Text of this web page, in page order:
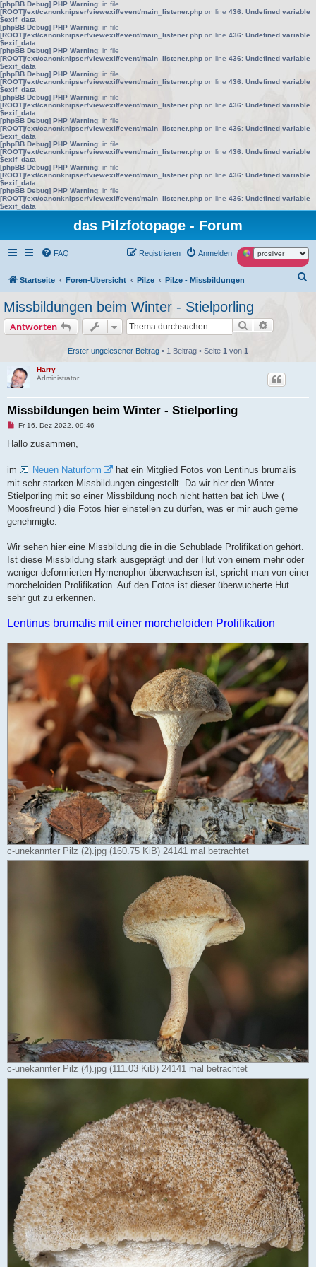
[phpBB Debug] PHP Warning: in file
[ROOT]/ext/canonknipser/viewexif/event/main_listener.php on line 436: Undefined variable
$exif_data
[phpBB Debug] PHP Warning: in file
[ROOT]/ext/canonknipser/viewexif/event/main_listener.php on line 436: Undefined variable
$exif_data
[phpBB Debug] PHP Warning: in file
[ROOT]/ext/canonknipser/viewexif/event/main_listener.php on line 436: Undefined variable
$exif_data
[phpBB Debug] PHP Warning: in file
[ROOT]/ext/canonknipser/viewexif/event/main_listener.php on line 436: Undefined variable
$exif_data
[phpBB Debug] PHP Warning: in file
[ROOT]/ext/canonknipser/viewexif/event/main_listener.php on line 436: Undefined variable
$exif_data
[phpBB Debug] PHP Warning: in file
[ROOT]/ext/canonknipser/viewexif/event/main_listener.php on line 436: Undefined variable
$exif_data
[phpBB Debug] PHP Warning: in file
[ROOT]/ext/canonknipser/viewexif/event/main_listener.php on line 436: Undefined variable
$exif_data
[phpBB Debug] PHP Warning: in file
[ROOT]/ext/canonknipser/viewexif/event/main_listener.php on line 436: Undefined variable
$exif_data
[phpBB Debug] PHP Warning: in file
[ROOT]/ext/canonknipser/viewexif/event/main_listener.php on line 436: Undefined variable
$exif_data
das Pilzfotopage - Forum
FAQ Anmelden
Registrieren
Startseite Foren-Übersicht Pilze Pilze - Missbildungen
Missbildungen beim Winter - Stielporling
Antworten Suche
Erster ungelesener Beitrag • 1 Beitrag • Seite 1 von 1
Harry
Administrator
Missbildungen beim Winter - Stielporling
U
g
e
s
e
n
e
r
e
t
r
a
Fr 16. Dez 2022, 09:46
Hallo zusammen,
im Neuen Naturform
hat ein Mitglied Fotos von Lentinus brumalis
mit sehr starken Missbildungen eingestellt. Da wir hier den Winter -
Stielporling mit so einer Missbildung noch nicht hatten bat ich Uwe (
Moosfreund ) die Fotos hier einstellen zu dürfen, was er mir auch gerne
genehmigte.
Wir sehen hier eine Missbildung die in die Schublade Prolifikation gehört.
Ist diese Missbildung stark ausgeprägt und der Hut von einem mehr oder
weniger deformierten Hymenophor überwachsen ist, spricht man von einer
morcheloiden Prolifikation. Auf den Fotos ist dieser überwucherte Hut
sehr gut zu erkennen.
Lentinus brumalis mit einer morcheloiden Prolifikation
c-unekannter Pilz (2).jpg (160.75 KiB) 24141 mal betrachtet
c-unekannter Pilz (4).jpg (111.03 KiB) 24141 mal betrachtet